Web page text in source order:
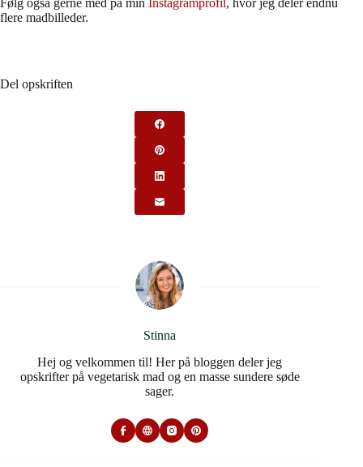
flere madbilleder.
Del opskriften
Stinna
Hej og velkommen til! Her på bloggen deler jeg
opskrifter på vegetarisk mad og en masse sundere søde
sager.